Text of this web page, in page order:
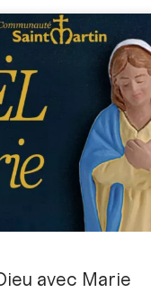
avec Marie